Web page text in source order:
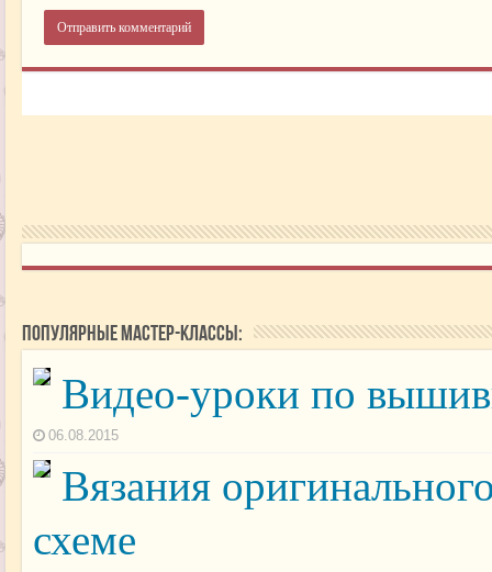
Популярные мастер-классы:
Видео-уроки по
06.08.2015
Вязания
схеме